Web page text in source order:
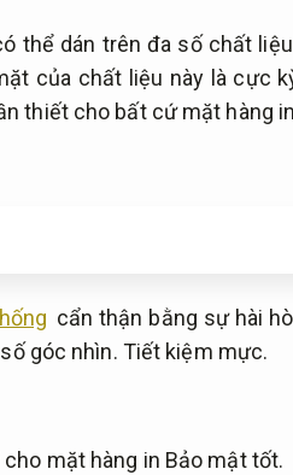
thể dán trên đa số chất
của chất liệu này là cực
thiết cho bất cứ mặt hàng
cẩn thận bằng sự hài
góc nhìn. Tiết kiệm mực.
mặt hàng in Bảo mật tốt.